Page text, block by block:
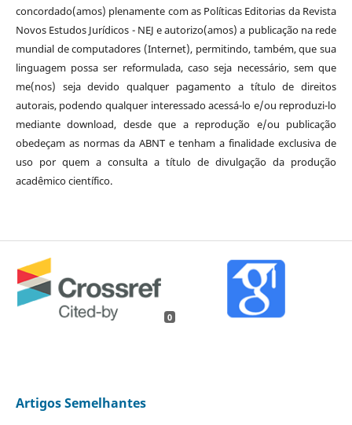
concordado(amos) plenamente com as Políticas Editorias da Revista
Novos Estudos Jurídicos - NEJ e autorizo(amos) a publicação na rede
mundial de computadores (Internet), permitindo, também, que sua
linguagem possa ser reformulada, caso seja necessário, sem que
me(nos) seja devido qualquer pagamento a título de direitos
autorais, podendo qualquer interessado acessá-lo e/ou reproduzi-lo
mediante download, desde que a reprodução e/ou publicação
obedeçam as normas da ABNT e tenham a finalidade exclusiva de
uso por quem a consulta a título de divulgação da produção
acadêmico científico.
0
Artigos Semelhantes